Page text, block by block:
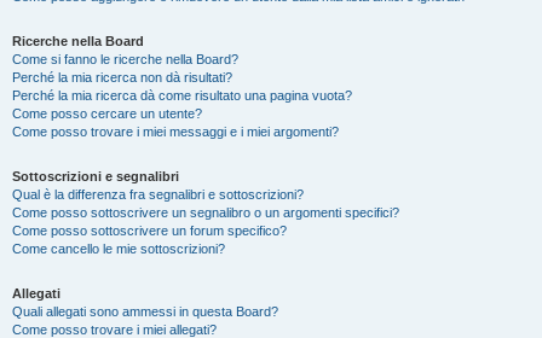
Ricerche nella Board
Come si fanno le ricerche nella Board?
Perché la mia ricerca non dà risultati?
Perché la mia ricerca dà come risultato una pagina vuota?
Come posso cercare un utente?
Come posso trovare i miei messaggi e i miei argomenti?
Sottoscrizioni e segnalibri
Qual è la differenza fra segnalibri e sottoscrizioni?
Come posso sottoscrivere un segnalibro o un argomenti specifici?
Come posso sottoscrivere un forum specifico?
Come cancello le mie sottoscrizioni?
Allegati
Quali allegati sono ammessi in questa Board?
Come posso trovare i miei allegati?